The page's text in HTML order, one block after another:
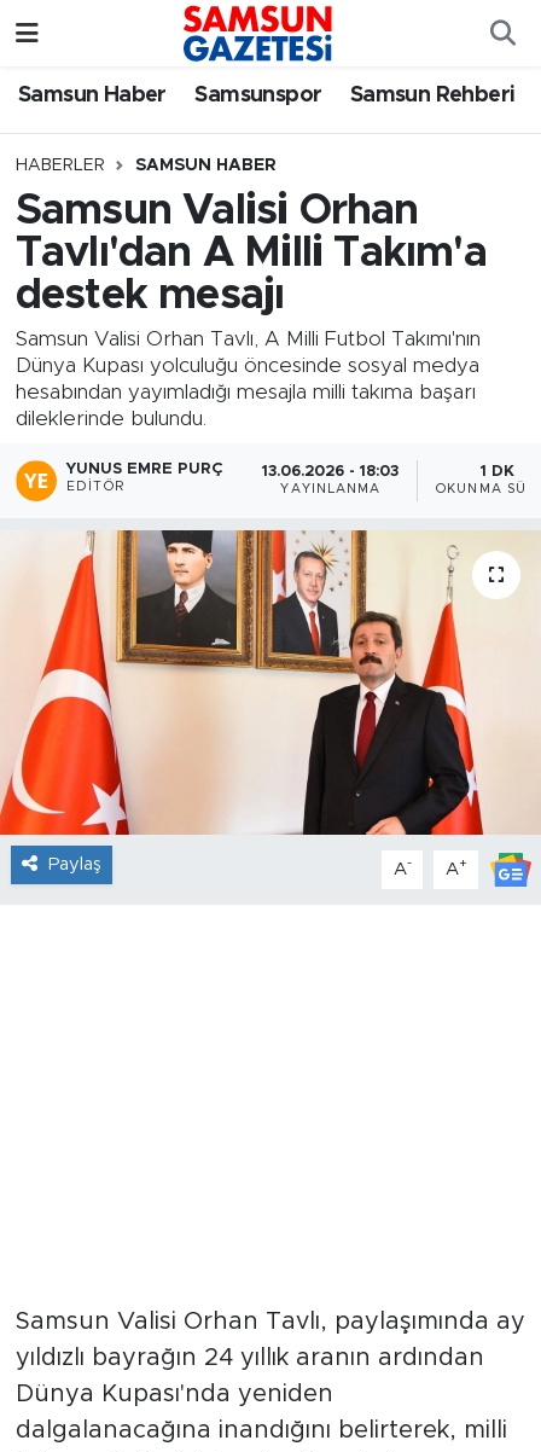
Samsun Haber Samsunspor Samsun Rehberi
HABERLER SAMSUN HABER
Samsun Valisi Orhan
Tavlı'dan A Milli Takım'a
destek mesajı
Samsun Valisi Orhan Tavlı, A Milli Futbol Takımı'nın
Dünya Kupası yolculuğu öncesinde sosyal medya
hesabından yayımladığı mesajla milli takıma başarı
dileklerinde bulundu.
YUNUS EMRE PURÇ
EDITÖR
13.06.2026 - 18:03
YAYINLANMA
1 DK
OKUNMA
Paylaş A- A+
Samsun Valisi Orhan Tavlı, paylaşımında ay
yıldızlı bayrağın 24 yıllık aranın ardından
Dünya Kupası'nda yeniden
dalgalanacağına inandığını belirterek, milli
Samsun Haber
Samsun Rehberi
Resmi İlanlar
Samsun Nöbetçi Eczaneler
SAMSUN Namaz Vakitleri
Samsun Trafik Yoğunluk Haritası
Süper Lig Puan Durumu ve Fikstür
Tüm Manşetler
Son Dakika Haberleri